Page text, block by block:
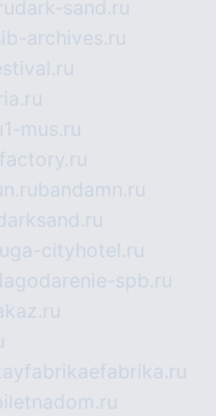
dark-sand.ru
archives.ru
1-mus.ru
bandamn.ru
cityhotel.ru
spb.ru